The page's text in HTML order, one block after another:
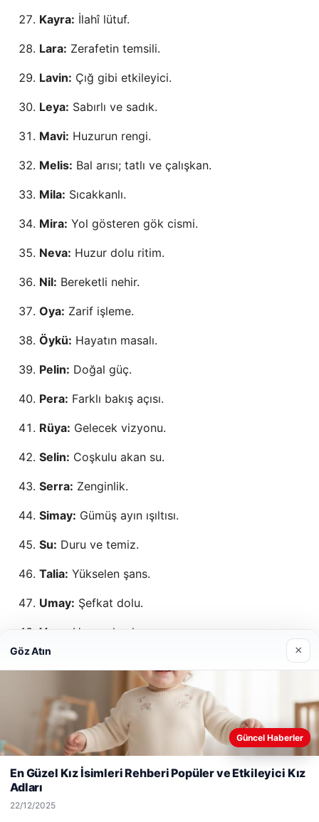
Kayra: İlahî lütuf.
Lara: Zerafetin temsili.
Lavin: Çığ gibi etkileyici.
Leya: Sabırlı ve sadık.
Mavi: Huzurun rengi.
Melis: Bal arısı; tatlı ve çalışkan.
Mila: Sıcakkanlı.
Mira: Yol gösteren gök cismi.
Neva: Huzur dolu ritim.
Nil: Bereketli nehir.
Oya: Zarif işleme.
Öykü: Hayatın masalı.
Pelin: Doğal güç.
Pera: Farklı bakış açısı.
Rüya: Gelecek vizyonu.
Selin: Coşkulu akan su.
Serra: Zenginlik.
Simay: Gümüş ayın ışıltısı.
Su: Duru ve temiz.
Talia: Yükselen şans.
Umay: Şefkat dolu.
Vera: Haramdan kaçınma.
Zeki ve ahlaklı kadın.
Peygamber Kızı İsimleri
Fatma (Fatımatüz Zehra):Sütten kesilmiş;
cehennemden uzaklaştırılmış.
Web sitemizi nasıl kullandığınızı daha iyi anlayabilmek,
kullanıyoruz.Çerez Politikamız
Göz Atın ×
Güncel Haberler
En Güzel Kız İsimleri Rehberi Popüler ve Etkileyici Kız
Adları
22/12/2025